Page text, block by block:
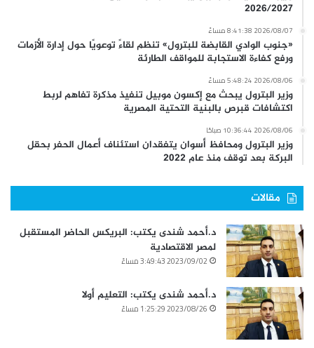
2026/2027
2026/08/07 8:41:38 مساءً
«جنوب الوادي القابضة للبترول» تنظم لقاءً توعويًا حول إدارة الأزمات
ورفع كفاءة الاستجابة للمواقف الطارئة
2026/08/06 5:48:24 مساءً
وزير البترول يبحث مع إكسون موبيل تنفيذ مذكرة تفاهم لربط
اكتشافات قبرص بالبنية التحتية المصرية
2026/08/06 10:36:44 صباحًا
وزير البترول ومحافظ أسوان يتفقدان استئناف أعمال الحفر بحقل
البركة بعد توقف منذ عام 2022
مقالات
د.أحمد شندى يكتب: البريكس الحاضر المستقبل
لمصر الاقتصادية
2023/09/02 3:49:43 مساءً
د.أحمد شندى يكتب: التعليم أولا
2023/08/26 1:25:29 مساءً